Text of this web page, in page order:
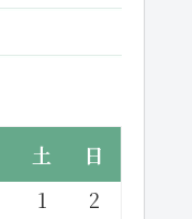
土
日
1
2